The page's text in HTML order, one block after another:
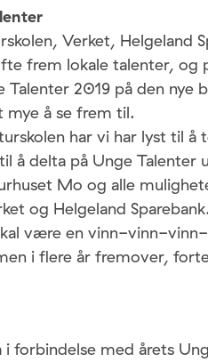
Verket, Helgeland
frem lokale talenter, og
Talenter 2019 på den nye
mye å se frem til.
har vi har lyst til å
å delta på Unge
Mo og alle
og Helgeland
være en vinn-vinn-
i flere år fremover,
i forbindelse med årets